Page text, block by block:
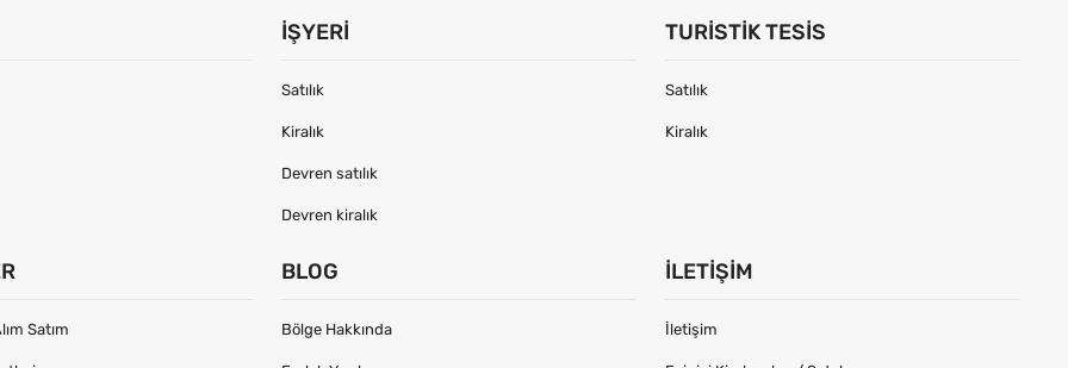
İŞYERI
Satılık
Kiralık
Devren satılık
Devren kiralık
TURISTIK TESIS
Satılık
Kiralık
Satım
BLOG
Bölge Hakkında
İLETIŞIM
İletişim